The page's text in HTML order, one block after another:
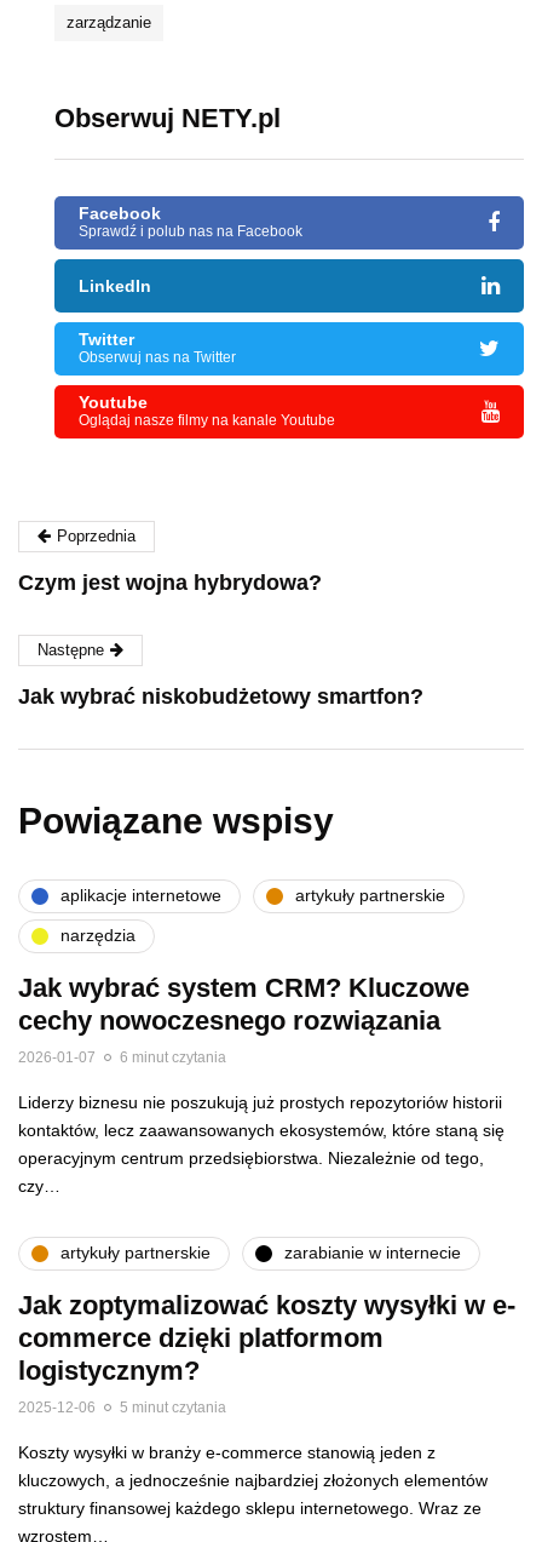
zarządzanie
Obserwuj NETY.pl
Facebook
Sprawdź i polub nas na Facebook
LinkedIn
Twitter
Obserwuj nas na Twitter
Youtube
Oglądaj nasze filmy na kanale Youtube
Poprzednia
Czym jest wojna hybrydowa?
Następne
Jak wybrać niskobudżetowy smartfon?
Powiązane wspisy
aplikacje internetowe artykuły partnerskie
narzędzia
Jak wybrać system CRM? Kluczowe
cechy nowoczesnego rozwiązania
2026-01-07 6 minut czytania
Liderzy biznesu nie poszukują już prostych repozytoriów historii
kontaktów, lecz zaawansowanych ekosystemów, które staną się
operacyjnym centrum przedsiębiorstwa. Niezależnie od tego,
czy…
artykuły partnerskie zarabianie w internecie
Jak zoptymalizować koszty wysyłki w e-
commerce dzięki platformom
logistycznym?
2025-12-06 5 minut czytania
Koszty wysyłki w branży e-commerce stanowią jeden z
kluczowych, a jednocześnie najbardziej złożonych elementów
struktury finansowej każdego sklepu internetowego. Wraz ze
wzrostem…